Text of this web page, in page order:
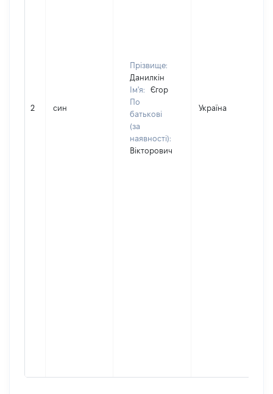
2 син
Прізвище:
Данилкін
Ім'я:
Єгор
По
батькові
(за
наявності):
Вікторович
Україна